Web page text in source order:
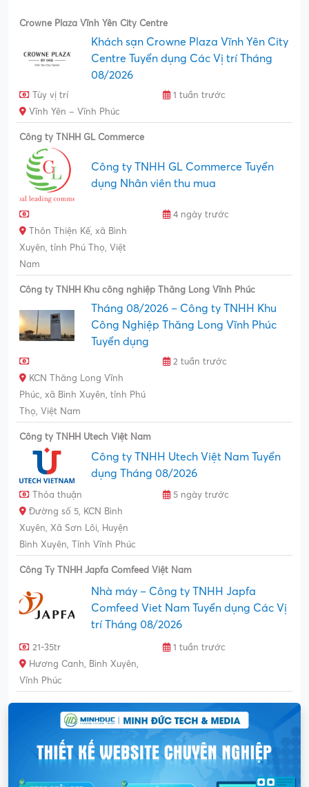
Crowne Plaza Vĩnh Yên City Centre
Khách sạn Crowne Plaza Vĩnh Yên City
Centre Tuyển dụng Các Vị trí Tháng
08/2026
Tùy vị trí
1 tuần trước
Vĩnh Yên – Vĩnh Phúc
Công ty TNHH GL Commerce
Công ty TNHH GL Commerce Tuyển
dụng Nhân viên thu mua
4 ngày trước
Thôn Thiện Kế, xã Bình
Xuyên, tỉnh Phú Thọ, Việt
Nam
Công ty TNHH Khu công nghiệp Thăng Long Vĩnh Phúc
Tháng 08/2026 – Công ty TNHH Khu
Công Nghiệp Thăng Long Vĩnh Phúc
Tuyển dụng
2 tuần trước
KCN Thăng Long Vĩnh
Phúc, xã Bình Xuyên, tỉnh Phú
Thọ, Việt Nam
Công ty TNHH Utech Việt Nam
Công ty TNHH Utech Việt Nam Tuyển
dụng Tháng 08/2026
Thỏa thuận
5 ngày trước
Đường số 5, KCN Bình
Xuyên, Xã Sơn Lôi, Huyện
Bình Xuyên, Tỉnh Vĩnh Phúc
Công Ty TNHH Japfa Comfeed Việt Nam
Nhà máy – Công ty TNHH Japfa
Comfeed Viet Nam Tuyển dụng Các Vị
trí Tháng 08/2026
21-35tr
1 tuần trước
Hương Canh, Bình Xuyên,
Vĩnh Phúc